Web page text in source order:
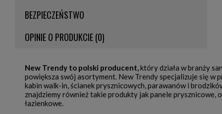
BEZPIECZEŃSTWO
OPINIE O PRODUKCIE (0)
New Trendy to polski producent który działa w branży
powiększa swój asortyment. New Trendy specjalizuje się w
kabin walk-in, ścianek prysznicowych, parawanów i
znajdziemy również takie produkty jak panele prysznicowe,
łazienkowe.